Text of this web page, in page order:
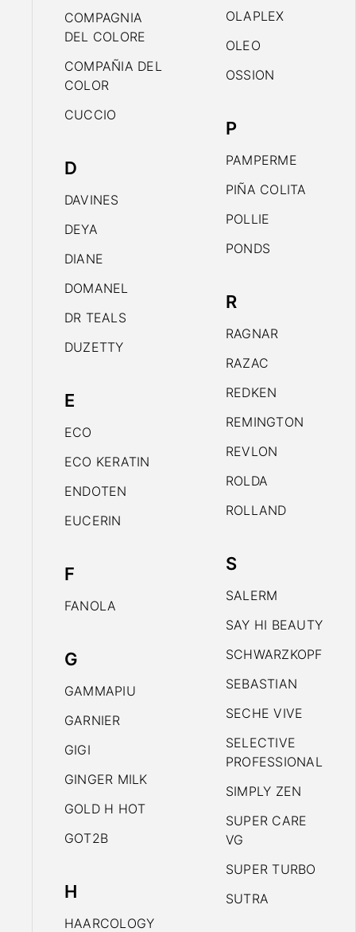
COMPAGNIA
DEL COLORE
COMPAÑIA DEL
COLOR
CUCCIO
D
DAVINES
DEYA
DIANE
DOMANEL
DR TEALS
DUZETTY
E
ECO
ECO KERATIN
ENDOTEN
EUCERIN
F
FANOLA
G
GAMMAPIU
GARNIER
GIGI
GINGER MILK
GOLD H HOT
GOT2B
H
HAARCOLOGY
OLAPLEX
OLEO
OSSION
P
PAMPERME
PIÑA COLITA
POLLIE
PONDS
R
RAGNAR
RAZAC
REDKEN
REMINGTON
REVLON
ROLDA
ROLLAND
S
SALERM
SAY HI BEAUTY
SCHWARZKOPF
SEBASTIAN
SECHE VIVE
SELECTIVE
PROFESSIONAL
SIMPLY ZEN
SUPER CARE
VG
SUPER TURBO
SUTRA